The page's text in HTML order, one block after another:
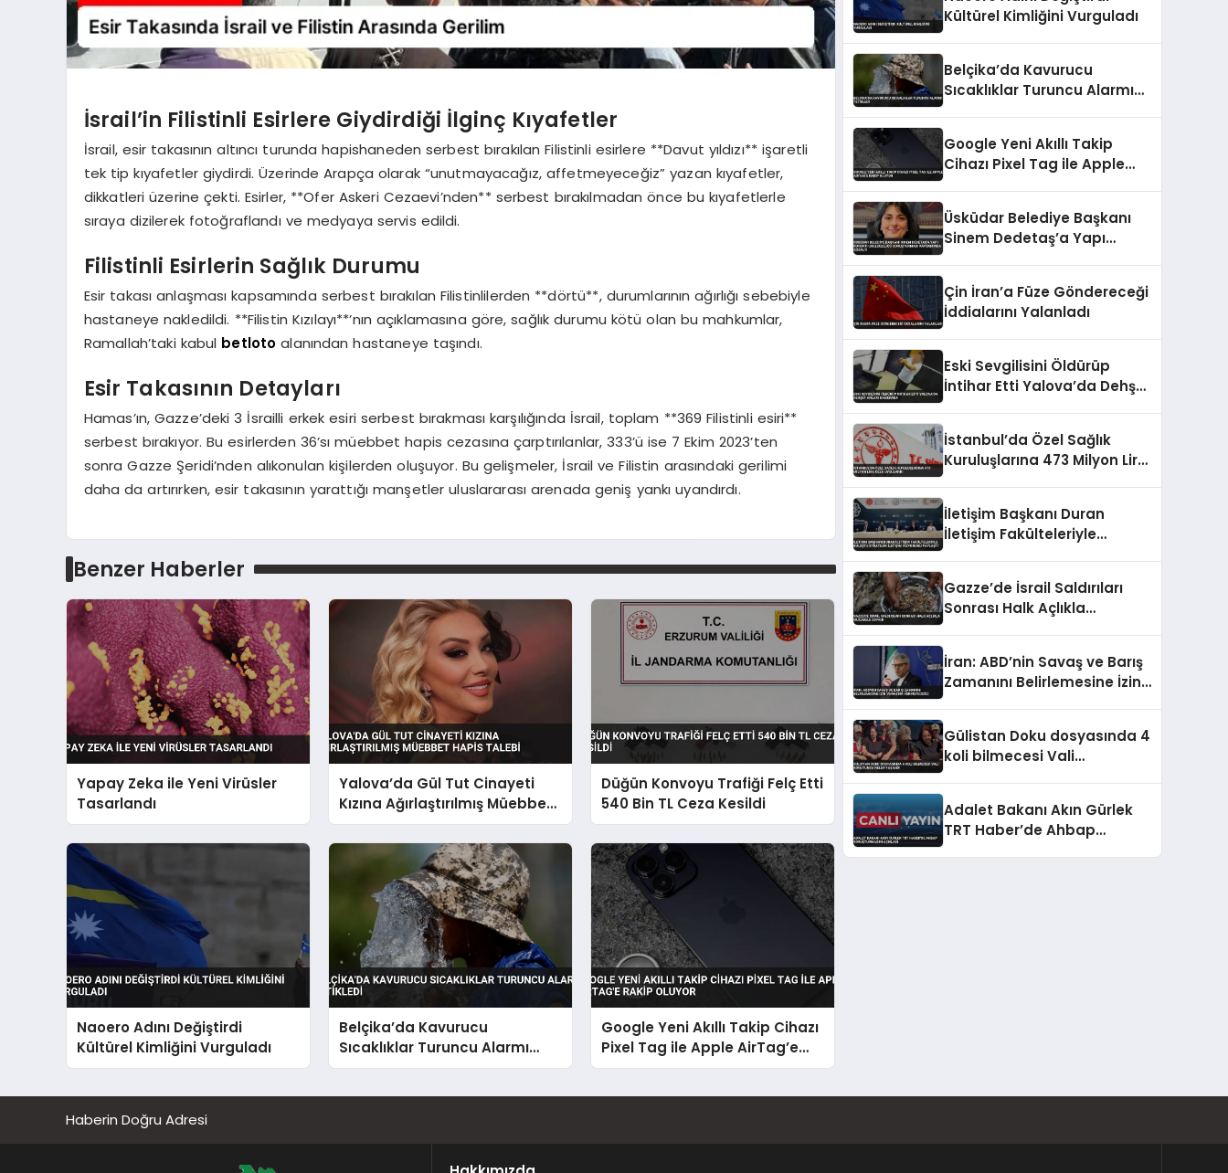
İsrail’in Filistinli Esirlere Giydirdiği İlginç Kıyafetler
İsrail, esir takasının altıncı turunda hapishaneden serbest bırakılan Filistinli esirlere **Davut yıldızı** işaretli
tek tip kıyafetler giydirdi. Üzerinde Arapça olarak “unutmayacağız, affetmeyeceğiz” yazan kıyafetler,
dikkatleri üzerine çekti. Esirler, **Ofer Askeri Cezaevi’nden** serbest bırakılmadan önce bu kıyafetlerle
sıraya dizilerek fotoğraflandı ve medyaya servis edildi.
Filistinli Esirlerin Sağlık Durumu
Esir takası anlaşması kapsamında serbest bırakılan Filistinlilerden **dörtü**, durumlarının ağırlığı sebebiyle
hastaneye nakledildi. **Filistin Kızılayı**’nın açıklamasına göre, sağlık durumu kötü olan bu mahkumlar,
Ramallah’taki kabul betloto alanından hastaneye taşındı.
Esir Takasının Detayları
Hamas’ın, Gazze’deki 3 İsrailli erkek esiri serbest bırakması karşılığında İsrail, toplam **369 Filistinli esiri**
serbest bırakıyor. Bu esirlerden 36’sı müebbet hapis cezasına çarptırılanlar, 333’ü ise 7 Ekim 2023’ten
sonra Gazze Şeridi’nden alıkonulan kişilerden oluşuyor. Bu gelişmeler, İsrail ve Filistin arasındaki gerilimi
daha da artırırken, esir takasının yarattığı manşetler uluslararası arenada geniş yankı uyandırdı.
Benzer Haberler
Yapay Zeka ile Yeni Virüsler
Tasarlandı
Yalova’da Gül Tut Cinayeti
Kızına Ağırlaştırılmış Müebbet
Hapis Talebi
Düğün Konvoyu Trafiği Felç Etti
540 Bin TL Ceza Kesildi
Naoero Adını Değiştirdi
Kültürel Kimliğini Vurguladı
Belçika’da Kavurucu
Sıcaklıklar Turuncu Alarmı
Tetikledi
Google Yeni Akıllı Takip Cihazı
Pixel Tag ile Apple AirTag’e
Rakip Oluyor
Kültürel Kimliğini Vurguladı
Belçika’da Kavurucu
Sıcaklıklar Turuncu Alarmı
Google Yeni Akıllı Takip
Cihazı Pixel Tag ile Apple
Üsküdar Belediye Başkanı
Sinem Dedetaş’a Yapı
Gözaltı
Çin İran’a Füze Göndereceği
İddialarını Yalanladı
Eski Sevgilisini Öldürüp
İntihar Etti Yalova’da Dehşet
İstanbul’da Özel Sağlık
Kuruluşlarına 473 Milyon Lira
İletişim Başkanı Duran
İletişim Fakülteleriyle
Gazze’de İsrail Saldırıları
Sonrası Halk Açlıkla
İran: ABD’nin Savaş ve Barış
Zamanını Belirlemesine İzin
Gülistan Doku dosyasında 4
koli bilmecesi Vali
Adalet Bakanı Akın Gürlek
TRT Haber’de Ahbap
Haberin Doğru Adresi